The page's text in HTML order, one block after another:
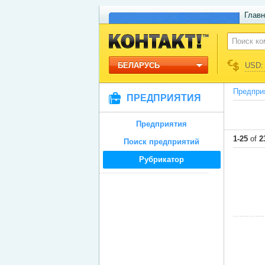
БЕЛАРУСЬ
ПРЕДПРИЯТИЯ
Предприятия
Поиск предприятий
Рубрикатор
1-25of